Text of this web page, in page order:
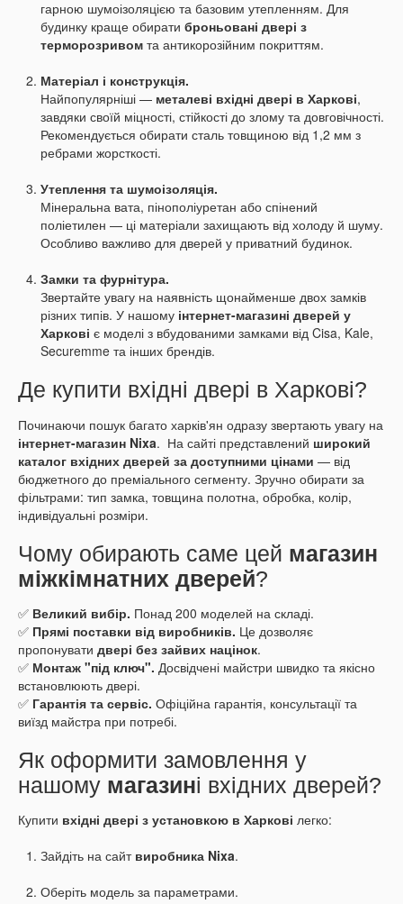
гарною шумоізоляцією та базовим утепленням. Для
будинку краще обирати броньовані двері з
терморозривом та антикорозійним покриттям.
Матеріал і конструкція.
Найпопулярніші — металеві вхідні двері в Харкові,
завдяки своїй міцності, стійкості до злому та довговічності.
Рекомендується обирати сталь товщиною від 1,2 мм з
ребрами жорсткості.
Утеплення та шумоізоляція.
Мінеральна вата, пінополіуретан або спінений
поліетилен — ці матеріали захищають від холоду й шуму.
Особливо важливо для дверей у приватний будинок.
Замки та фурнітура.
Звертайте увагу на наявність щонайменше двох замків
різних типів. У нашому інтернет-магазині дверей у
Харкові є моделі з вбудованими замками від Cisa, Kale,
Securemme та інших брендів.
Де купити вхідні двері в Харкові?
Починаючи пошук багато харків'ян одразу звертають увагу на
інтернет-магазин Nixa. На сайті представлений широкий
каталог вхідних дверей за доступними цінами — від
бюджетного до преміального сегменту. Зручно обирати за
фільтрами: тип замка, товщина полотна, обробка, колір,
індивідуальні розміри.
Чому обирають саме цей магазин
міжкімнатних дверей?
✅ Великий вибір. Понад 200 моделей на складі.
✅ Прямі поставки від виробників. Це дозволяє
пропонувати двері без зайвих націнок.
✅ Монтаж "під ключ". Досвідчені майстри швидко та якісно
встановлюють двері.
✅ Гарантія та сервіс. Офіційна гарантія, консультації та
виїзд майстра при потребі.
Як оформити замовлення у
нашому магазині вхідних дверей?
Купити вхідні двері з установкою в Харкові легко:
Зайдіть на сайт виробника Nixa.
Оберіть модель за параметрами.